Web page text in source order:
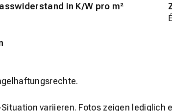
in K/W pro m²
variieren. Fotos zeigen lediglich